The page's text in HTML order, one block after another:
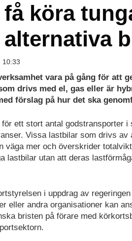
få köra
10:33
vara på gång för att
drivs med el, gas eller är
förslag på hur det ska
ett stort antal godstransporter i
Vissa lastbilar som drivs av
väga mer och överskrider
lastbilar utan att deras
i uppdrag av
eller andra organisationer kan
bristen på förare med